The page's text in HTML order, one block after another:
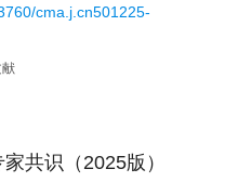
cma.j.cn501225-
共识（2025版）